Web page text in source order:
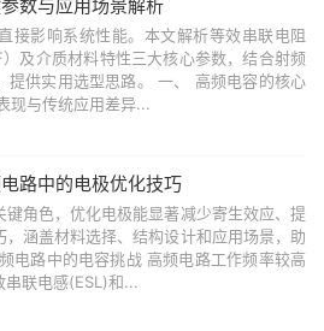
数与应用场景解析
接影响系统性能。本文解析等效串联电阻
）及介质材料特性三大核心参数，结合射频
提供实用选型思路。 一、 高频电容的核心
现与传统应用差异...
路中的电极优化技巧
角色，优化电极能显著减少寄生效应、提
涵盖材料选择、结构设计和应用场景，助
电路中的电容挑战 高频电路工作频率较高
联电感(ESL)和...